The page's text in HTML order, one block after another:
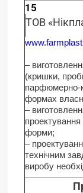
15
ТОВ
–
(кришки,
парфюмерно-
формах
–
форми;
–
технічним
виробу